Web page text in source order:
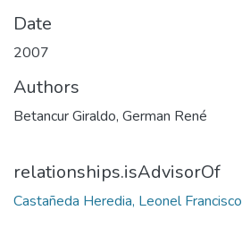
Date
2007
Authors
Betancur Giraldo, German René
relationships.isAdvisorOf
Castañeda Heredia, Leonel Francisco